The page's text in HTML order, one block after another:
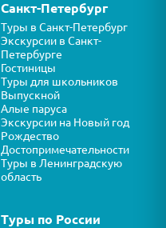
Санкт-Петербург
Туры в Санкт-Петербург
Экскурсии в Санкт-
Петербурге
Гостиницы
Туры для школьников
Выпускной
Алые паруса
Экскурсии на Новый год
Рождество
Достопримечательности
Туры в Ленинградскую
область
Туры по России